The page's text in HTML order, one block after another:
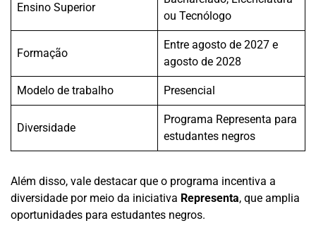
Ensino Superior
ou Tecnólogo
Formação
Entre agosto de 2027 e
agosto de 2028
Modelo de trabalho Presencial
Diversidade
Programa Representa para
estudantes negros
Além disso, vale destacar que o programa incentiva a
diversidade por meio da iniciativa Representa, que amplia
oportunidades para estudantes negros.